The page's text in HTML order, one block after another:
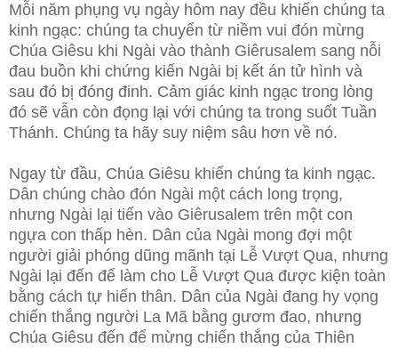
Mỗi năm phụng vụ ngày hôm nay đều khiến chúng ta
kinh ngạc: chúng ta chuyển từ niềm vui đón mừng
Chúa Giêsu khi Ngài vào thành Giêrusalem sang nỗi
đau buồn khi chứng kiến Ngài bị kết án tử hình và
sau đó bị đóng đinh. Cảm giác kinh ngạc trong lòng
đó sẽ vẫn còn đọng lại với chúng ta trong suốt Tuần
Thánh. Chúng ta hãy suy niệm sâu hơn về nó.
Ngay từ đầu, Chúa Giêsu khiến chúng ta kinh ngạc.
Dân chúng chào đón Ngài một cách long trọng,
nhưng Ngài lại tiến vào Giêrusalem trên một con
ngựa con thấp hèn. Dân của Ngài mong đợi một
người giải phóng dũng mãnh tại Lễ Vượt Qua, nhưng
Ngài lại đến để làm cho Lễ Vượt Qua được kiện toàn
bằng cách tự hiến thân. Dân của Ngài đang hy vọng
chiến thắng người La Mã bằng gươm đao, nhưng
Chúa Giêsu đến để mừng chiến thắng của Thiên